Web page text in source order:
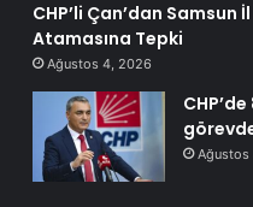
CHP’li Çan’dan Samsun İl
Atamasına Tepki
Ağustos 4, 2026
Ağustos